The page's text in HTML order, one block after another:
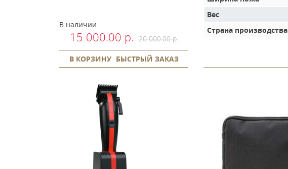
В наличии
15 000.00 р. 20 000.00 р.
В КОРЗИНУ БЫСТРЫЙ ЗАКАЗ
Вес
Страна производства